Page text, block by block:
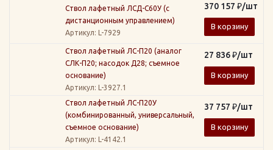
Ствол лафетный ЛСД-С60У (с
дистанционным управлением)
Артикул: L-7929
370 157 ₽/шт
В корзину
Ствол лафетный ЛС-П20 (аналог
СЛК-П20; насодок Д28; съемное
основание)
Артикул: L-3927.1
27 836₽/шт
В корзину
Ствол лафетный ЛС-П20У
(комбинированный, универсальный,
съемное основание)
Артикул: L-4142.1
37 757 ₽/шт
В корзину